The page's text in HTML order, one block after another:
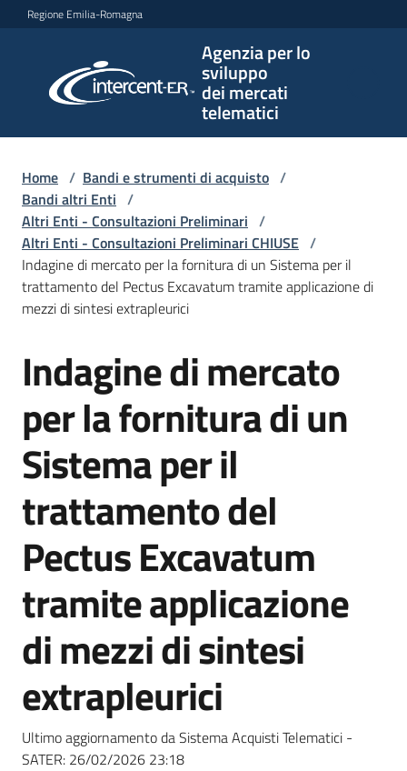
Vai al contenuto
Vai alla navigazione
Vai al footer
Regione Emilia-Romagna
Agenzia per lo
sviluppo
dei mercati
telematici
per lo
sviluppo
telematici
L'Agenzia
e
strumenti
acquisto
Piattaforme
telematiche
site
Home / Bandi e strumenti di acquisto /
Bandi altri Enti /
Altri Enti - Consultazioni Preliminari /
Altri Enti - Consultazioni Preliminari CHIUSE /
Indagine di mercato per la fornitura di un Sistema per il
trattamento del Pectus Excavatum tramite applicazione di
mezzi di sintesi extrapleurici
Salta al contenuto
Indagine di mercato
per la fornitura di un
Sistema per il
trattamento del
Pectus Excavatum
tramite applicazione
di mezzi di sintesi
extrapleurici
Ultimo aggiornamento da Sistema Acquisti Telematici -
SATER: 26/02/2026 23:18